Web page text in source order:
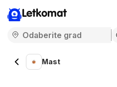
Letkomat
Mast